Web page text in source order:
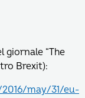
giornale “The
Brexit):
may/31/eu-